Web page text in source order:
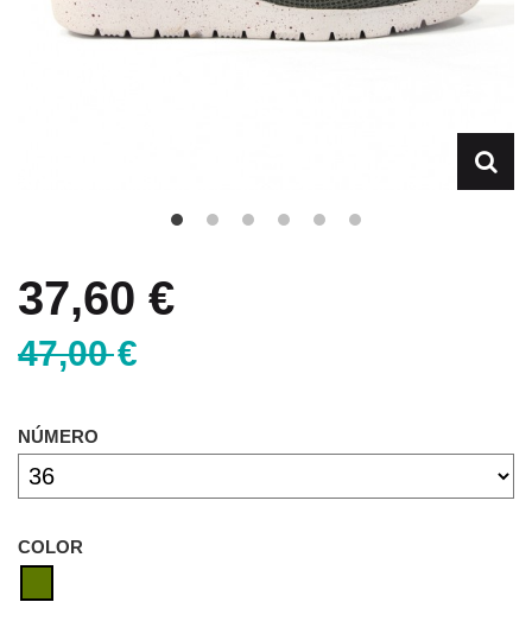
37,60 €
47,00 €
NÚMERO
COLOR